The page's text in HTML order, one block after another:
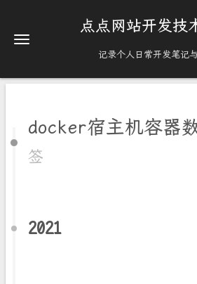
点点网站开发技
记录个人日常开发笔记
docker宿主机容器
签
2021